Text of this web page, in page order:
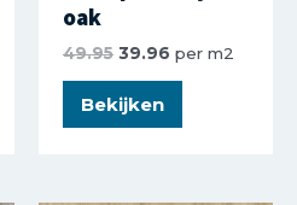
oak
49.95 39.96 per m2
Bekijken